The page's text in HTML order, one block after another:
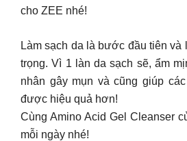
cho ZEE nhé!
Làm sạch da là bước đầu tiên
trọng. Vì 1 làn da sạch sẽ, ẩm
nhân gây mụn và cũng giúp
được hiệu quả hơn!
Cùng Amino Acid Gel Cleanser
mỗi ngày nhé!